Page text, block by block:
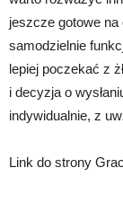
jeszcze gotowe na
samodzielnie
lepiej poczekać z
i decyzja o
indywidualnie, z
Link do strony